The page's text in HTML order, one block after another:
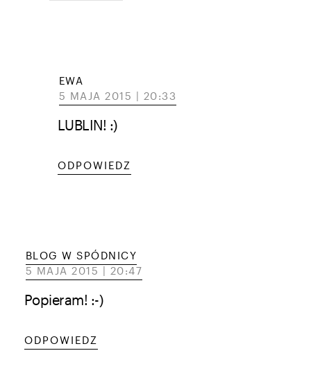
EWA
5 MAJA 2015 | 20:33
LUBLIN! :)
ODPOWIEDZ
BLOG W SPÓDNICY
5 MAJA 2015 | 20:47
Popieram! :-)
ODPOWIEDZ